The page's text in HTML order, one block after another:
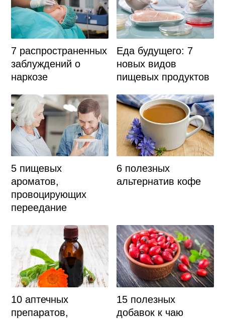
7 распространенных
заблуждений о
наркозе
Еда будущего: 7
новых видов
пищевых продуктов
5 пищевых
ароматов,
провоцирующих
переедание
6 полезных
альтернатив кофе
10 аптечных
препаратов,
15 полезных
добавок к чаю